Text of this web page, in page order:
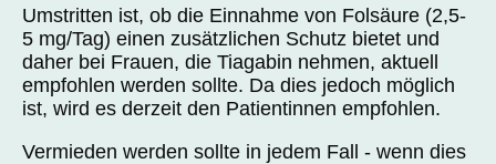
Umstritten ist, ob die Einnahme von Folsäure (2,5-
5 mg/Tag) einen zusätzlichen Schutz bietet und
daher bei Frauen, die Tiagabin nehmen, aktuell
empfohlen werden sollte. Da dies jedoch möglich
ist, wird es derzeit den Patientinnen empfohlen.
Vermieden werden sollte in jedem Fall - wenn dies